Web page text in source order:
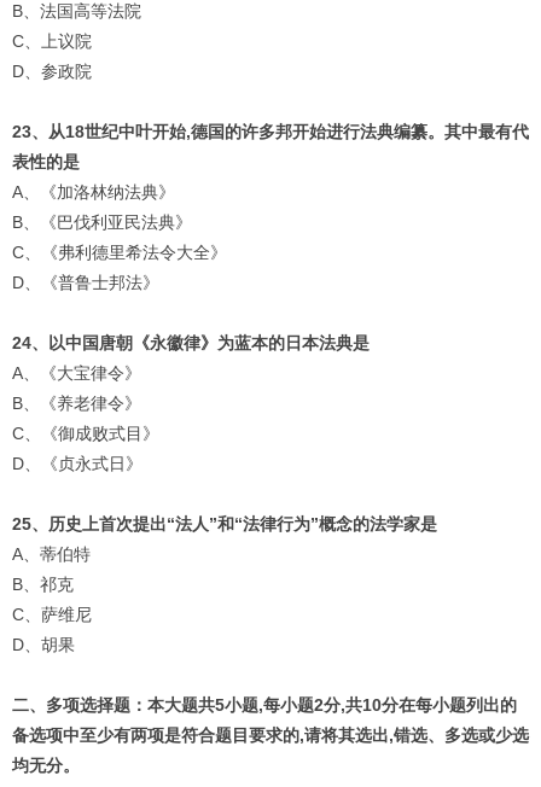
B、法国高等法院
C、上议院
D、参政院
23、从18世纪中叶开始,德国的许多邦开始进行法典编纂。其中最有代
表性的是
A、《加洛林纳法典》
B、《巴伐利亚民法典》
C、《弗利德里希法令大全》
D、《普鲁士邦法》
24、以中国唐朝《永徽律》为蓝本的日本法典是
A、《大宝律令》
B、《养老律令》
C、《御成败式目》
D、《贞永式日》
25、历史上首次提出“法人”和“法律行为”概念的法学家是
A、蒂伯特
B、祁克
C、萨维尼
D、胡果
二、多项选择题：本大题共5小题,每小题2分,共10分在每小题列出的
备选项中至少有两项是符合题目要求的,请将其选出,错选、多选或少选
均无分。